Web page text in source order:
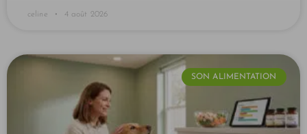
celine 4 août 2026
SON ALIMENTATION